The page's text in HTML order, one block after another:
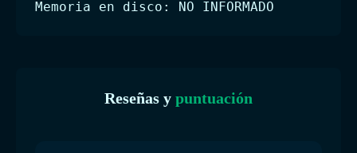
Memoria en disco: NO INFORMADO
Reseñas y puntuación